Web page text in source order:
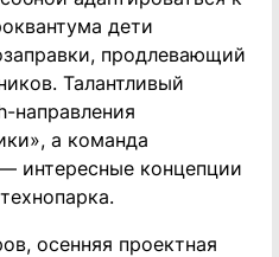
дети
продлевающий
Талантливый
направления
а команда
интересные концепции
осенняя проектная